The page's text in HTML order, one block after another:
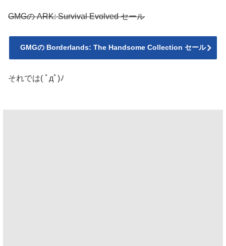
GMGの ARK: Survival Evolved セール
GMGの Borderlands: The Handsome Collection セール
それでは( ﾟдﾟ)ﾉ